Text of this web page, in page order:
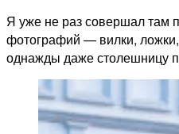
Я уже не раз совершал там
фотографий — вилки,
однажды даже столешницу